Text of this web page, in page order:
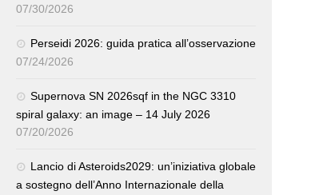
07/30/2026
Perseidi 2026: guida pratica all’osservazione
07/24/2026
Supernova SN 2026sqf in the NGC 3310
spiral galaxy: an image – 14 July 2026
07/20/2026
Lancio di Asteroids2029: un’iniziativa globale
a sostegno dell’Anno Internazionale della